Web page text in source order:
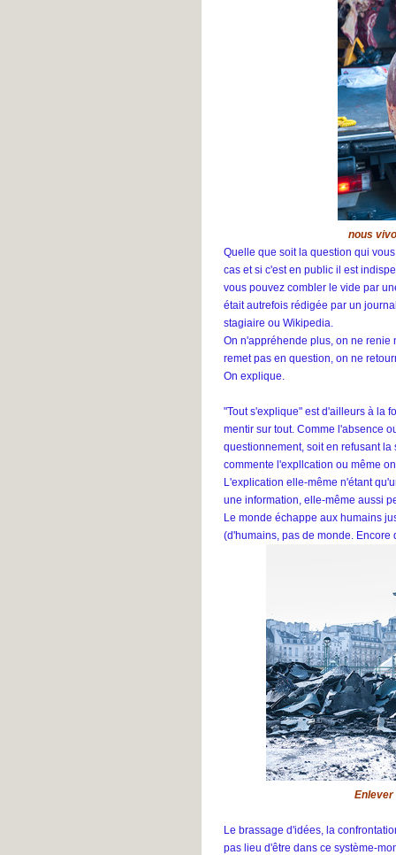
nous
Quelle que soit la question qui
cas et si c'est en public il est
vous pouvez combler le vide par
était autrefois rédigée par un
stagiaire ou Wikipedia.
On n'appréhende plus, on ne renie
remet pas en question, on ne
On explique.
"Tout s'explique" est d'ailleurs à la
mentir sur tout. Comme l'absence
questionnement, soit en refusant
commente l'expllcation ou même
L'explication elle-même n'étant
une information, elle-même aussi
Le monde échappe aux humains
(d'humains, pas de monde. Encore
Enlever
Le brassage d'idées, la
pas lieu d'être dans ce système-